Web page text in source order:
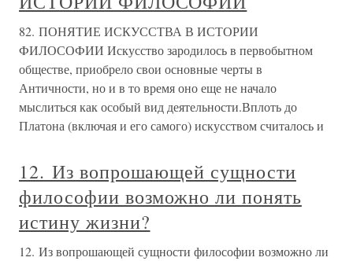
82. ПОНЯТИЕ ИСКУССТВА В ИСТОРИИ
ФИЛОСОФИИ Искусство зародилось в первобытном
обществе, приобрело свои основные черты в
Античности, но и в то время оно еще не начало
мыслиться как особый вид деятельности.Вплоть до
Платона (включая и его самого) искусством считалось и
12. Из вопрошающей сущности
философии возможно ли понять
истину жизни?
12. Из вопрошающей сущности философии возможно ли